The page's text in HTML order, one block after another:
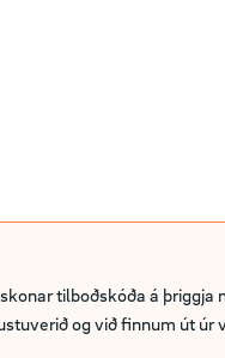
tilboðskóða á þriggja
og við finnum út úr